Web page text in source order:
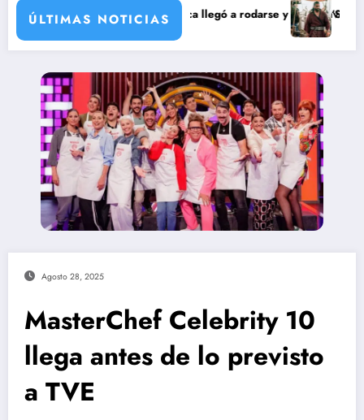
ÚLTIMAS NOTICIAS
de María Castro
Ordóñez que nunca llegó a rodarse y que convertía a Isabel
‘Sandokán’
Agosto 28, 2025
MasterChef Celebrity 10
llega antes de lo previsto
a TVE